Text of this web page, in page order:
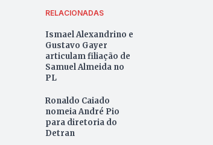
RELACIONADAS
Ismael Alexandrino e
Gustavo Gayer
articulam filiação de
Samuel Almeida no
PL
Ronaldo Caiado
nomeia André Pio
para diretoria do
Detran